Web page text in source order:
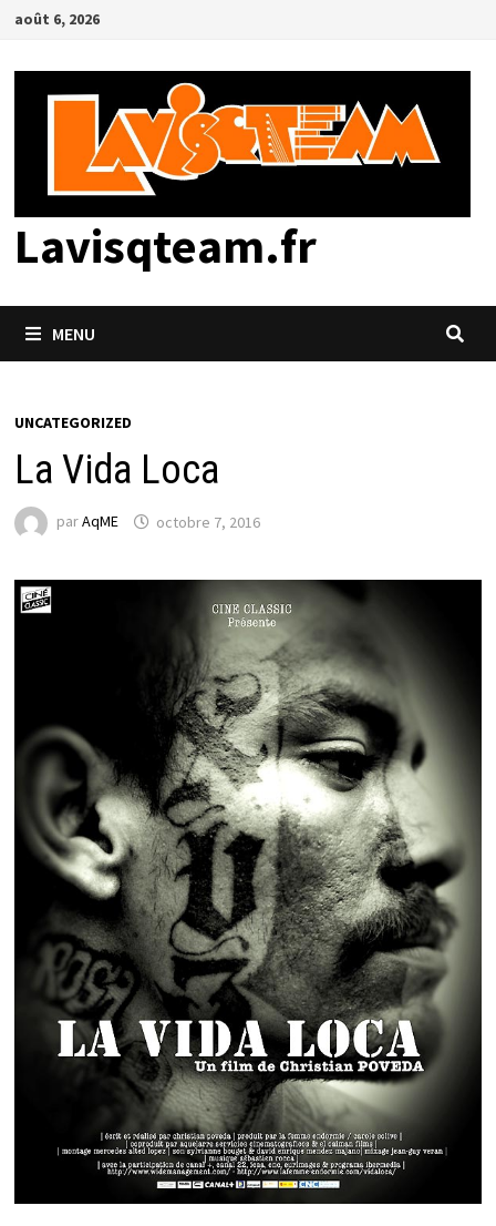
Passer
contenu
août 6, 2026
Lavisqteam.fr
MENU
UNCATEGORIZED
La Vida Loca
parAqME octobre 7, 2016